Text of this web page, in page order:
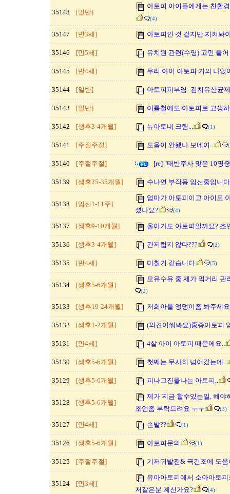
35148 [일반]
아토피 아이들에게는 친환
(4)
35147 [만3세] 아토피인 것 같지만 지켜봐
35146 [만5세] 유치원 관련(수영) 고민 들
35145 [만4세] 우리 아이 아토피 거의 나았
35144 [일반] 아토피피부염- 김치유산균
35143 [일반] 여름철에도 아토피로 고생
35142 [생후3-4개월] 뉴아토네 크림... (1)
35141 [주절주절] 도움이 안됐나 보네여..
35140 [주절주절] [re] "태반주사 맞은 10명
35139 [생후25-35개월] 수나연 부작용 임신중입니
35138 [임신1-11주]
엄마가 아토피이고 아이도
셨나요?
(4)
35137 [생후9-10개월] 울아가도 아토피일까요? 조
35136 [생후3-4개월] 간지럽지 않다??? (2)
35135 [만4세] 미칠거 같습니다 (5)
35134 [생후5-6개월]
모유수유 중 제가 먹거리 관
(2)
35133 [생후19-24개월] 저희아들 엉덩이좀 봐주세
35132 [생후1-2개월] (의견여쭤봐요)중증아토피
35131 [만4세] 4살 아이 아토피 때문에요..
35130 [생후5-6개월] 첫째는 무사히 넘어갔는데..
35129 [생후5-6개월] 피나고진물나는 아토피..
35128 [생후5-6개월]
제가 지금 할수있는일, 해야
조언좀 부탁드려요 ㅜㅜ
(3)
35127 [만4세] 손발?? (1)
35126 [생후5-6개월] 아토피문의 (1)
35125 [주절주절] 기저귀발진& 극건조에 도
35124 [만3세]
유아아토피에서 소아아토
저같은분 계신가요?
(4)